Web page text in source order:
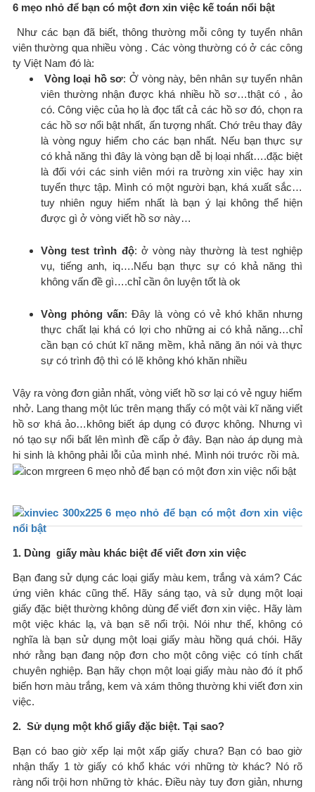
6 mẹo nhỏ để bạn có một đơn xin việc kế toán nổi bật
Như các bạn đã biết, thông thường mỗi công ty tuyển nhân
viên thường qua nhiều vòng . Các vòng thường có ở các công
ty Việt Nam đó là:
Vòng loại hồ sơ: Ở vòng này, bên nhân sự tuyển nhân
viên thường nhận được khá nhiều hồ sơ…thật có , ảo
có. Công việc của họ là đọc tất cả các hồ sơ đó, chọn ra
các hồ sơ nổi bật nhất, ấn tượng nhất. Chớ trêu thay đây
là vòng nguy hiểm cho các bạn nhất. Nếu bạn thực sự
có khả năng thì đây là vòng bạn dễ bị loại nhất….đặc biệt
là đối với các sinh viên mới ra trường xin việc hay xin
tuyển thực tập. Mình có một người bạn, khá xuất sắc…
tuy nhiên nguy hiểm nhất là bạn ý lại không thể hiện
được gì ở vòng viết hồ sơ này…
Vòng test trình độ: ở vòng này thường là test nghiệp
vụ, tiếng anh, iq….Nếu bạn thực sự có khả năng thì
không vấn đề gì….chỉ cần ôn luyện tốt là ok
Vòng phỏng vấn: Đây là vòng có vẻ khó khăn nhưng
thực chất lại khá có lợi cho những ai có khả năng…chỉ
cần bạn có chút kĩ năng mềm, khả năng ăn nói và thực
sự có trình độ thì có lẽ không khó khăn nhiều
Vậy ra vòng đơn giản nhất, vòng viết hồ sơ lại có vẻ nguy hiểm
nhở. Lang thang một lúc trên mạng thấy có một vài kĩ năng viết
hồ sơ khá ảo…không biết áp dụng có được không. Nhưng vì
nó tạo sự nổi bất lên mình đề cấp ở đây. Bạn nào áp dụng mà
hi sinh là không phải lỗi của mình nhé. Mình nói trước rồi mà.
1. Dùng giấy màu khác biệt để viết đơn xin việc
Bạn đang sử dụng các loại giấy màu kem, trắng và xám? Các
ứng viên khác cũng thế. Hãy sáng tạo, và sử dụng một loại
giấy đặc biệt thường không dùng để viết đơn xin việc. Hãy làm
một việc khác lạ, và bạn sẽ nổi trội. Nói như thế, không có
nghĩa là bạn sử dụng một loại giấy màu hồng quá chói. Hãy
nhớ rằng bạn đang nộp đơn cho một công việc có tính chất
chuyên nghiệp. Bạn hãy chọn một loại giấy màu nào đó ít phổ
biến hơn màu trắng, kem và xám thông thường khi viết đơn xin
việc.
2. Sử dụng một khổ giấy đặc biệt. Tại sao?
Bạn có bao giờ xếp lại một xấp giấy chưa? Bạn có bao giờ
nhận thấy 1 tờ giấy có khổ khác với những tờ khác? Nó rõ
ràng nổi trội hơn những tờ khác. Điều này tuy đơn giản, nhưng